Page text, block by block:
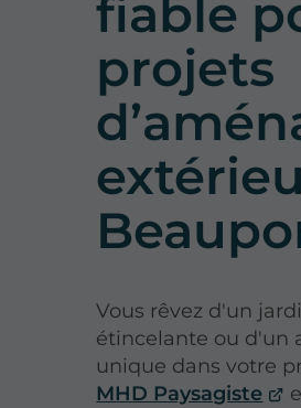
fiable
projets
Vous rêvez d'un
étincelante ou d'un
unique dans votre
MHD Paysagiste